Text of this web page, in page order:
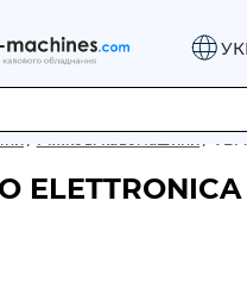
/ Ріжкові кавомашини /
ELETTRONICA